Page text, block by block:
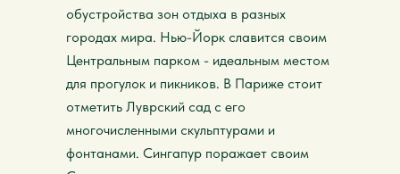
обустройства зон отдыха в разных
городах мира. Нью-Йорк славится своим
Центральным парком - идеальным местом
для прогулок и пикников. В Париже стоит
отметить Луврский сад с его
многочисленными скульптурами и
фонтанами. Сингапур поражает своим